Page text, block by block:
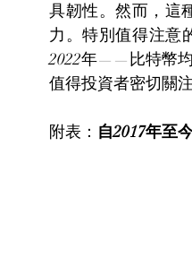
具韌性。然而，這
力。特別值得注意
2022年——比特幣均
值得投資者密切關
附表： 自2017年至